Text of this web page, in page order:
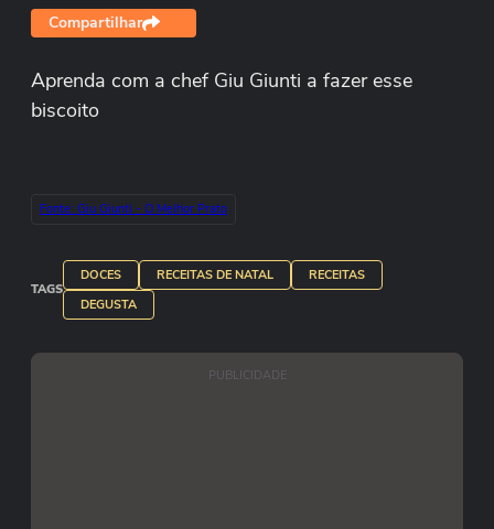
Compartilhar
Aprenda com a chef Giu Giunti a fazer esse
biscoito
Fonte: Giu Giunti - O Melhor Prato
TAGS
DOCES RECEITAS DE NATAL
RECEITAS
DEGUSTA
PUBLICIDADE